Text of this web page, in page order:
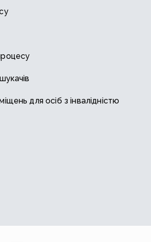
для осіб з інвалідністю